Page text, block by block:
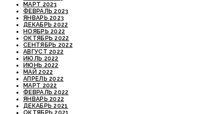
МАРТ 2023
ФЕВРАЛЬ 2023
ЯНВАРЬ 2023
ДЕКАБРЬ 2022
НОЯБРЬ 2022
ОКТЯБРЬ 2022
СЕНТЯБРЬ 2022
АВГУСТ 2022
ИЮЛЬ 2022
ИЮНЬ 2022
МАЙ 2022
АПРЕЛЬ 2022
МАРТ 2022
ФЕВРАЛЬ 2022
ЯНВАРЬ 2022
ДЕКАБРЬ 2021
ОКТЯБРЬ 2021